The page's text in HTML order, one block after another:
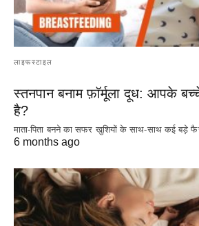
लाइफस्टाइल
स्तनपान बनाम फ़ॉर्मूला दूध: आपके
है?
माता-पिता बनने का सफर खुशियों के साथ-साथ कई बड़े
6 months ago